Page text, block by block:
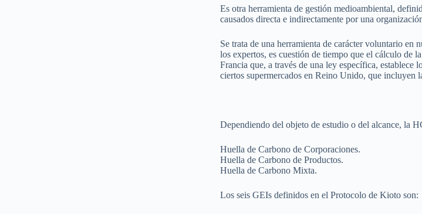
Es otra herramienta de gestión medioambiental,
causados directa e indirectamente por una
Se trata de una herramienta de carácter voluntario en
los expertos, es cuestión de tiempo que el cálculo de
Francia que, a través de una ley específica,
ciertos supermercados en Reino Unido, que incluyen
Dependiendo del objeto de estudio o del alcance, la
Huella de Carbono de Corporaciones.
Huella de Carbono de Productos.
Huella de Carbono Mixta.
Los seis GEIs definidos en el Protocolo de Kioto son: